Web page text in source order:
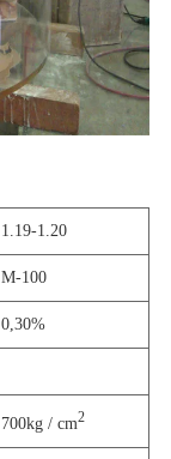
1.19-1.20
M-100
0,30%
700kg / cm2